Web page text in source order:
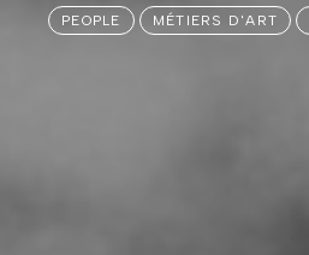
PEOPLE MÉTIERS D'ART